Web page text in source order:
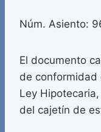
Núm. Asiento:
El documento
de conformidad
Ley
del cajetín de